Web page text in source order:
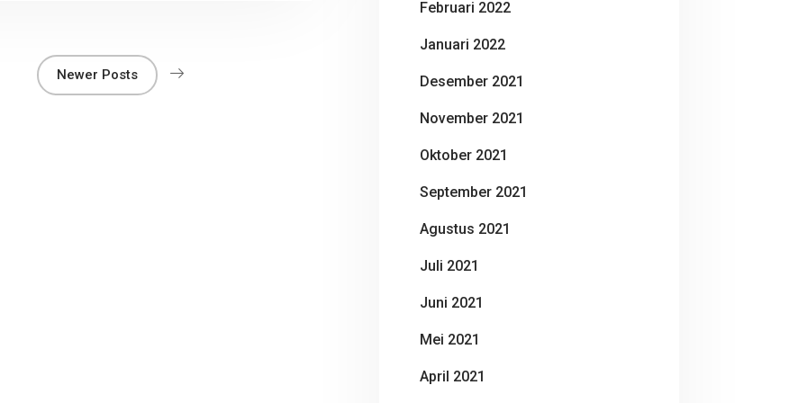
Newer Posts
Februari 2022
Januari 2022
Desember 2021
November 2021
Oktober 2021
September 2021
Agustus 2021
Juli 2021
Juni 2021
Mei 2021
April 2021